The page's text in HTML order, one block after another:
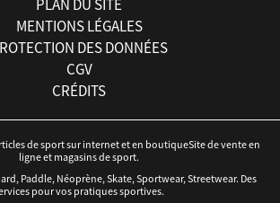
PLAN DU SITE
MENTIONS LÉGALES
DES DONNÉES
CGV
CRÉDITS
de sport sur internet et en boutiqueSite de vente en
ligne et magasins de sport.
Paddle, Néoprène, Skate, Sportwear, Streetwear. Des
pour vos pratiques sportives.